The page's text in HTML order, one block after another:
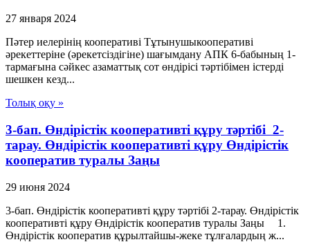
27 января 2024
Пәтер иелерінің кооперативі Тұтынушыкооперативі
әрекеттеріне (әрекетсіздігіне) шағымдану АПК 6-бабының 1-
тармағына сәйкес азаматтық сот өндірісі тәртібімен істерді
шешкен кезд...
Толық оқу »
3-бап. Өндiрiстiк кооперативтi құру тәртiбi 2-
тарау. Өндiрiстiк кооперативтi құру Өндiрiстiк
кооператив туралы Заңы
29 июня 2024
3-бап. Өндiрiстiк кооперативтi құру тәртiбi 2-тарау. Өндiрiстiк
кооперативтi құру Өндiрiстiк кооператив туралы Заңы 1.
Өндiрiстiк кооператив құрылтайшы-жеке тұлғалардың ж...